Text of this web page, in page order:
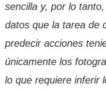
sencilla y, por lo
datos que la tarea de
predecir acciones
únicamente los
lo que requiere inferir